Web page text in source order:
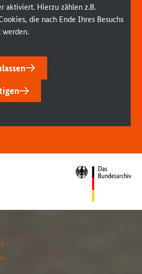
aktiviert. Hierzu zählen z.B.
die nach Ende Ihres Besuchs
werden.